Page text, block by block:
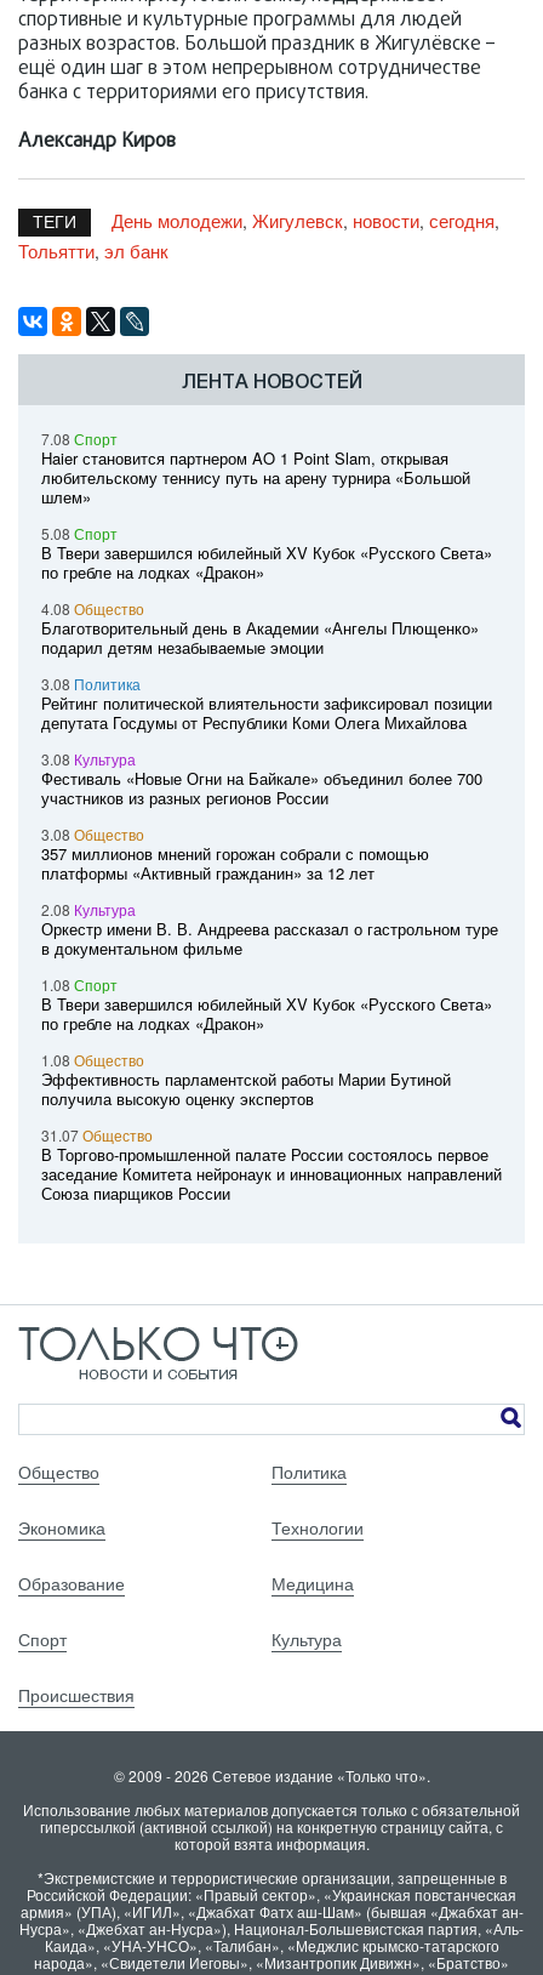
спортивные и культурные программы для людей
разных возрастов. Большой праздник в Жигулёвске –
ещё один шаг в этом непрерывном сотрудничестве
банка с территориями его присутствия.
Александр Киров
ТЕГИ День молодежи, Жигулевск, новости, сегодня,
Тольятти, эл банк
ЛЕНТА НОВОСТЕЙ
7.08 Спорт
Haier становится партнером AO 1 Point Slam, открывая
любительскому теннису путь на арену турнира «Большой
шлем»
5.08 Спорт
В Твери завершился юбилейный XV Кубок «Русского Света»
по гребле на лодках «Дракон»
4.08 Общество
Благотворительный день в Академии «Ангелы Плющенко»
подарил детям незабываемые эмоции
3.08 Политика
Рейтинг политической влиятельности зафиксировал позиции
депутата Госдумы от Республики Коми Олега Михайлова
3.08 Культура
Фестиваль «Новые Огни на Байкале» объединил более 700
участников из разных регионов России
3.08 Общество
357 миллионов мнений горожан собрали с помощью
платформы «Активный гражданин» за 12 лет
2.08 Культура
Оркестр имени В. В. Андреева рассказал о гастрольном туре
в документальном фильме
1.08 Спорт
В Твери завершился юбилейный XV Кубок «Русского Света»
по гребле на лодках «Дракон»
1.08 Общество
Эффективность парламентской работы Марии Бутиной
получила высокую оценку экспертов
31.07Общество
В Торгово-промышленной палате России состоялось первое
заседание Комитета нейронаук и инновационных направлений
Союза пиарщиков России
Общество Политика
Экономика Технологии
Образование Медицина
Спорт Культура
Происшествия
© 2009 - 2026 Сетевое издание «Только что».
Использование любых материалов допускается только с обязательной
гиперссылкой (активной ссылкой) на конкретную страницу сайта, с
которой взята информация.
*Экстремистские и террористические организации, запрещенные в
Российской Федерации: «Правый сектор», «Украинская повстанческая
армия» (УПА), «ИГИЛ», «Джабхат Фатх аш-Шам» (бывшая «Джабхат ан-
Нусра», «Джебхат ан-Нусра»), Национал-Большевистская партия, «Аль-
Каида», «УНА-УНСО», «Талибан», «Меджлис крымско-татарского
народа», «Свидетели Иеговы», «Мизантропик Дивижн», «Братство»